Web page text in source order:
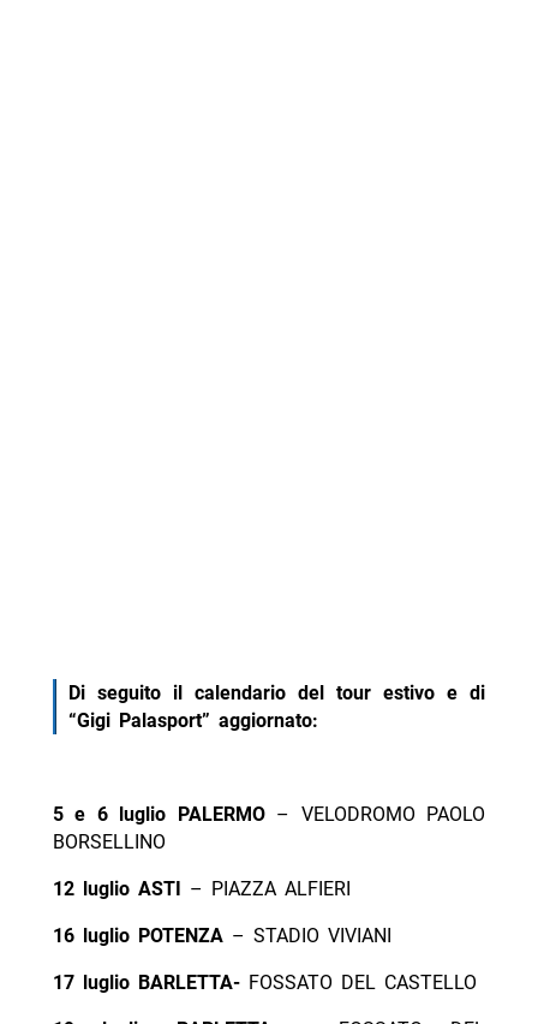
Di seguito il calendario del tour estivo e di
“Gigi Palasport” aggiornato:
5 e 6 luglio PALERMO – VELODROMO PAOLO
BORSELLINO
12 luglio ASTI – PIAZZA ALFIERI
16 luglio POTENZA – STADIO VIVIANI
17 luglio BARLETTA-FOSSATO DEL CASTELLO